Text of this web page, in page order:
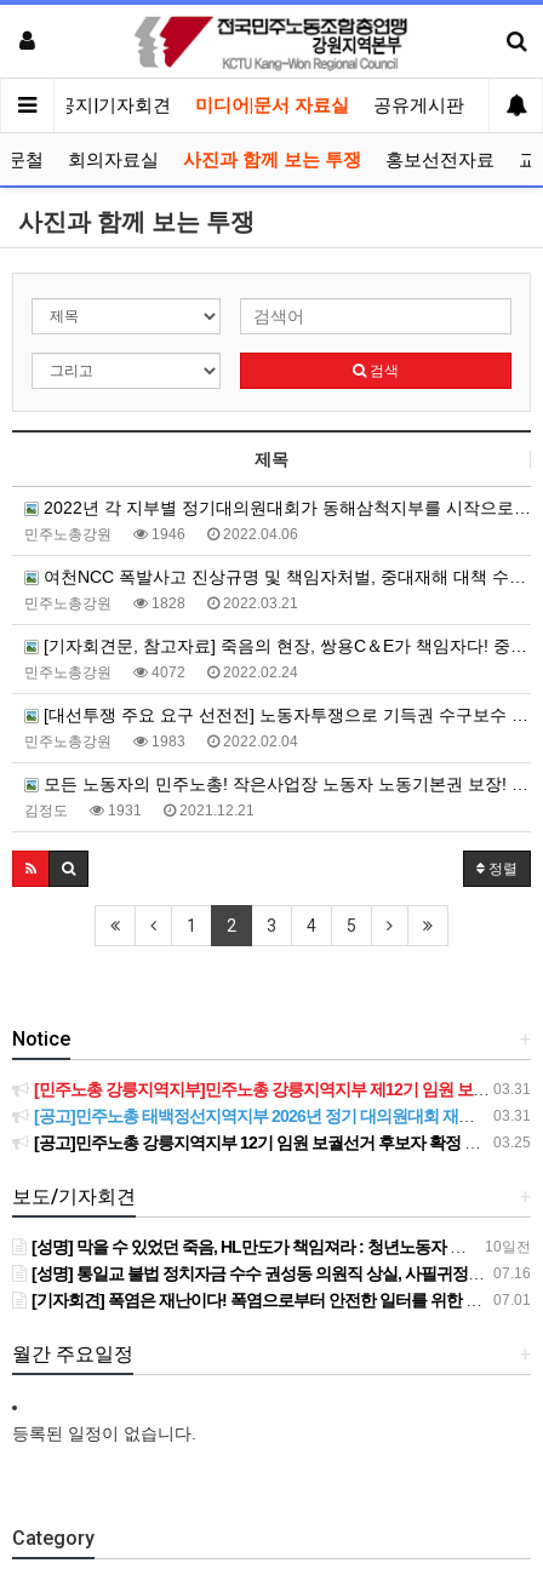
인 공지|기자회견 미디어|문서 자료실 공유게시판 선거
문철 회의자료실 사진과 함께 보는 투쟁 홍보선전자료 교
사진과 함께 보는 투쟁
검색
제목
2022년 각 지부별 정기대의원대회가 동해삼척지부를 시작으로 5월까지 계속됩니다.
민주노총강원 1946 2022.04.06
여천NCC 폭발사고 진상규명 및 책임자처벌, 중대재해 대책 수립 촉구 선전전, 강원지청
민주노총강원 1828 2022.03.21
[기자회견문, 참고자료] 죽음의 현장, 쌍용C＆E가 책임자다! 중대재해기업처벌법으로 처벌하고 특별근로감독 즉…
민주노총강원 4072 2022.02.24
[대선투쟁 주요 요구 선전전] 노동자투쟁으로 기득권 수구보수 양당체제 끝장내자!
민주노총강원 1983 2022.02.04
모든 노동자의 민주노총! 작은사업장 노동자 노동기본권 보장! 사업장 규모에 따른 차별 철폐! 5인 미만 사업…
김정도 1931 2021.12.21
정렬
1 2 3 4 5
+
Notice
03.31
[민주노총 강릉지역지부]민주노총 강릉지역지부 제12기 임원 보궐선거결과 공고
03.31
[공고]민주노총 태백정선지역지부 2026년 정기 대의원대회 재소집 건
03.25
[공고]민주노총 강릉지역지부 12기 임원 보궐선거 후보자 확정 공고
+
보도/기자회견
10일전
[성명] 막을 수 있었던 죽음, HL만도가 책임져라 : 청년노동자 사망사고의 철저한 진상규명과 재발방지 대책 마련하라
07.16
[성명] 통일교 불법 정치자금 수수 권성동 의원직 상실, 사필귀정이다
07.01
[기자회견] 폭염은 재난이다! 폭염으로부터 안전한 일터를 위한 민주노총 강원지역본부 폭염감시단 선포 기자회견
+
월간 주요일정
등록된 일정이 없습니다.
Category